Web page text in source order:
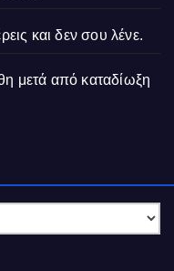
και δεν σου λένε.
μετά από καταδίωξη